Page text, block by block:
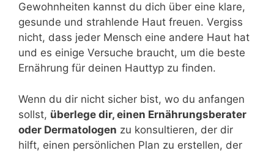
Gewohnheiten kannst du dich über eine klare,
gesunde und strahlende Haut freuen. Vergiss
nicht, dass jeder Mensch eine andere Haut hat
und es einige Versuche braucht, um die beste
Ernährung für deinen Hauttyp zu finden.
Wenn du dir nicht sicher bist, wo du anfangen
sollst, überlege dir, einen Ernährungsberater
oder Dermatologen zu konsultieren, der dir
hilft, einen persönlichen Plan zu erstellen, der